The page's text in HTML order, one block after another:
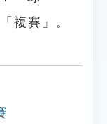
複賽」。